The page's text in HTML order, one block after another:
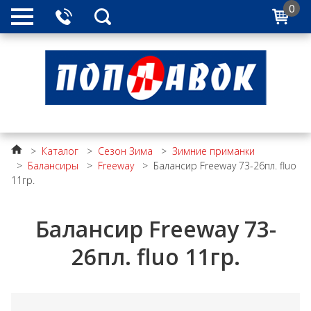
0
> Каталог > Сезон Зима > Зимние приманки
> Балансиры > Freeway > Балансир Freeway 73-26пл. fluo
11гр.
Балансир Freeway 73-
26пл. fluo 11гр.